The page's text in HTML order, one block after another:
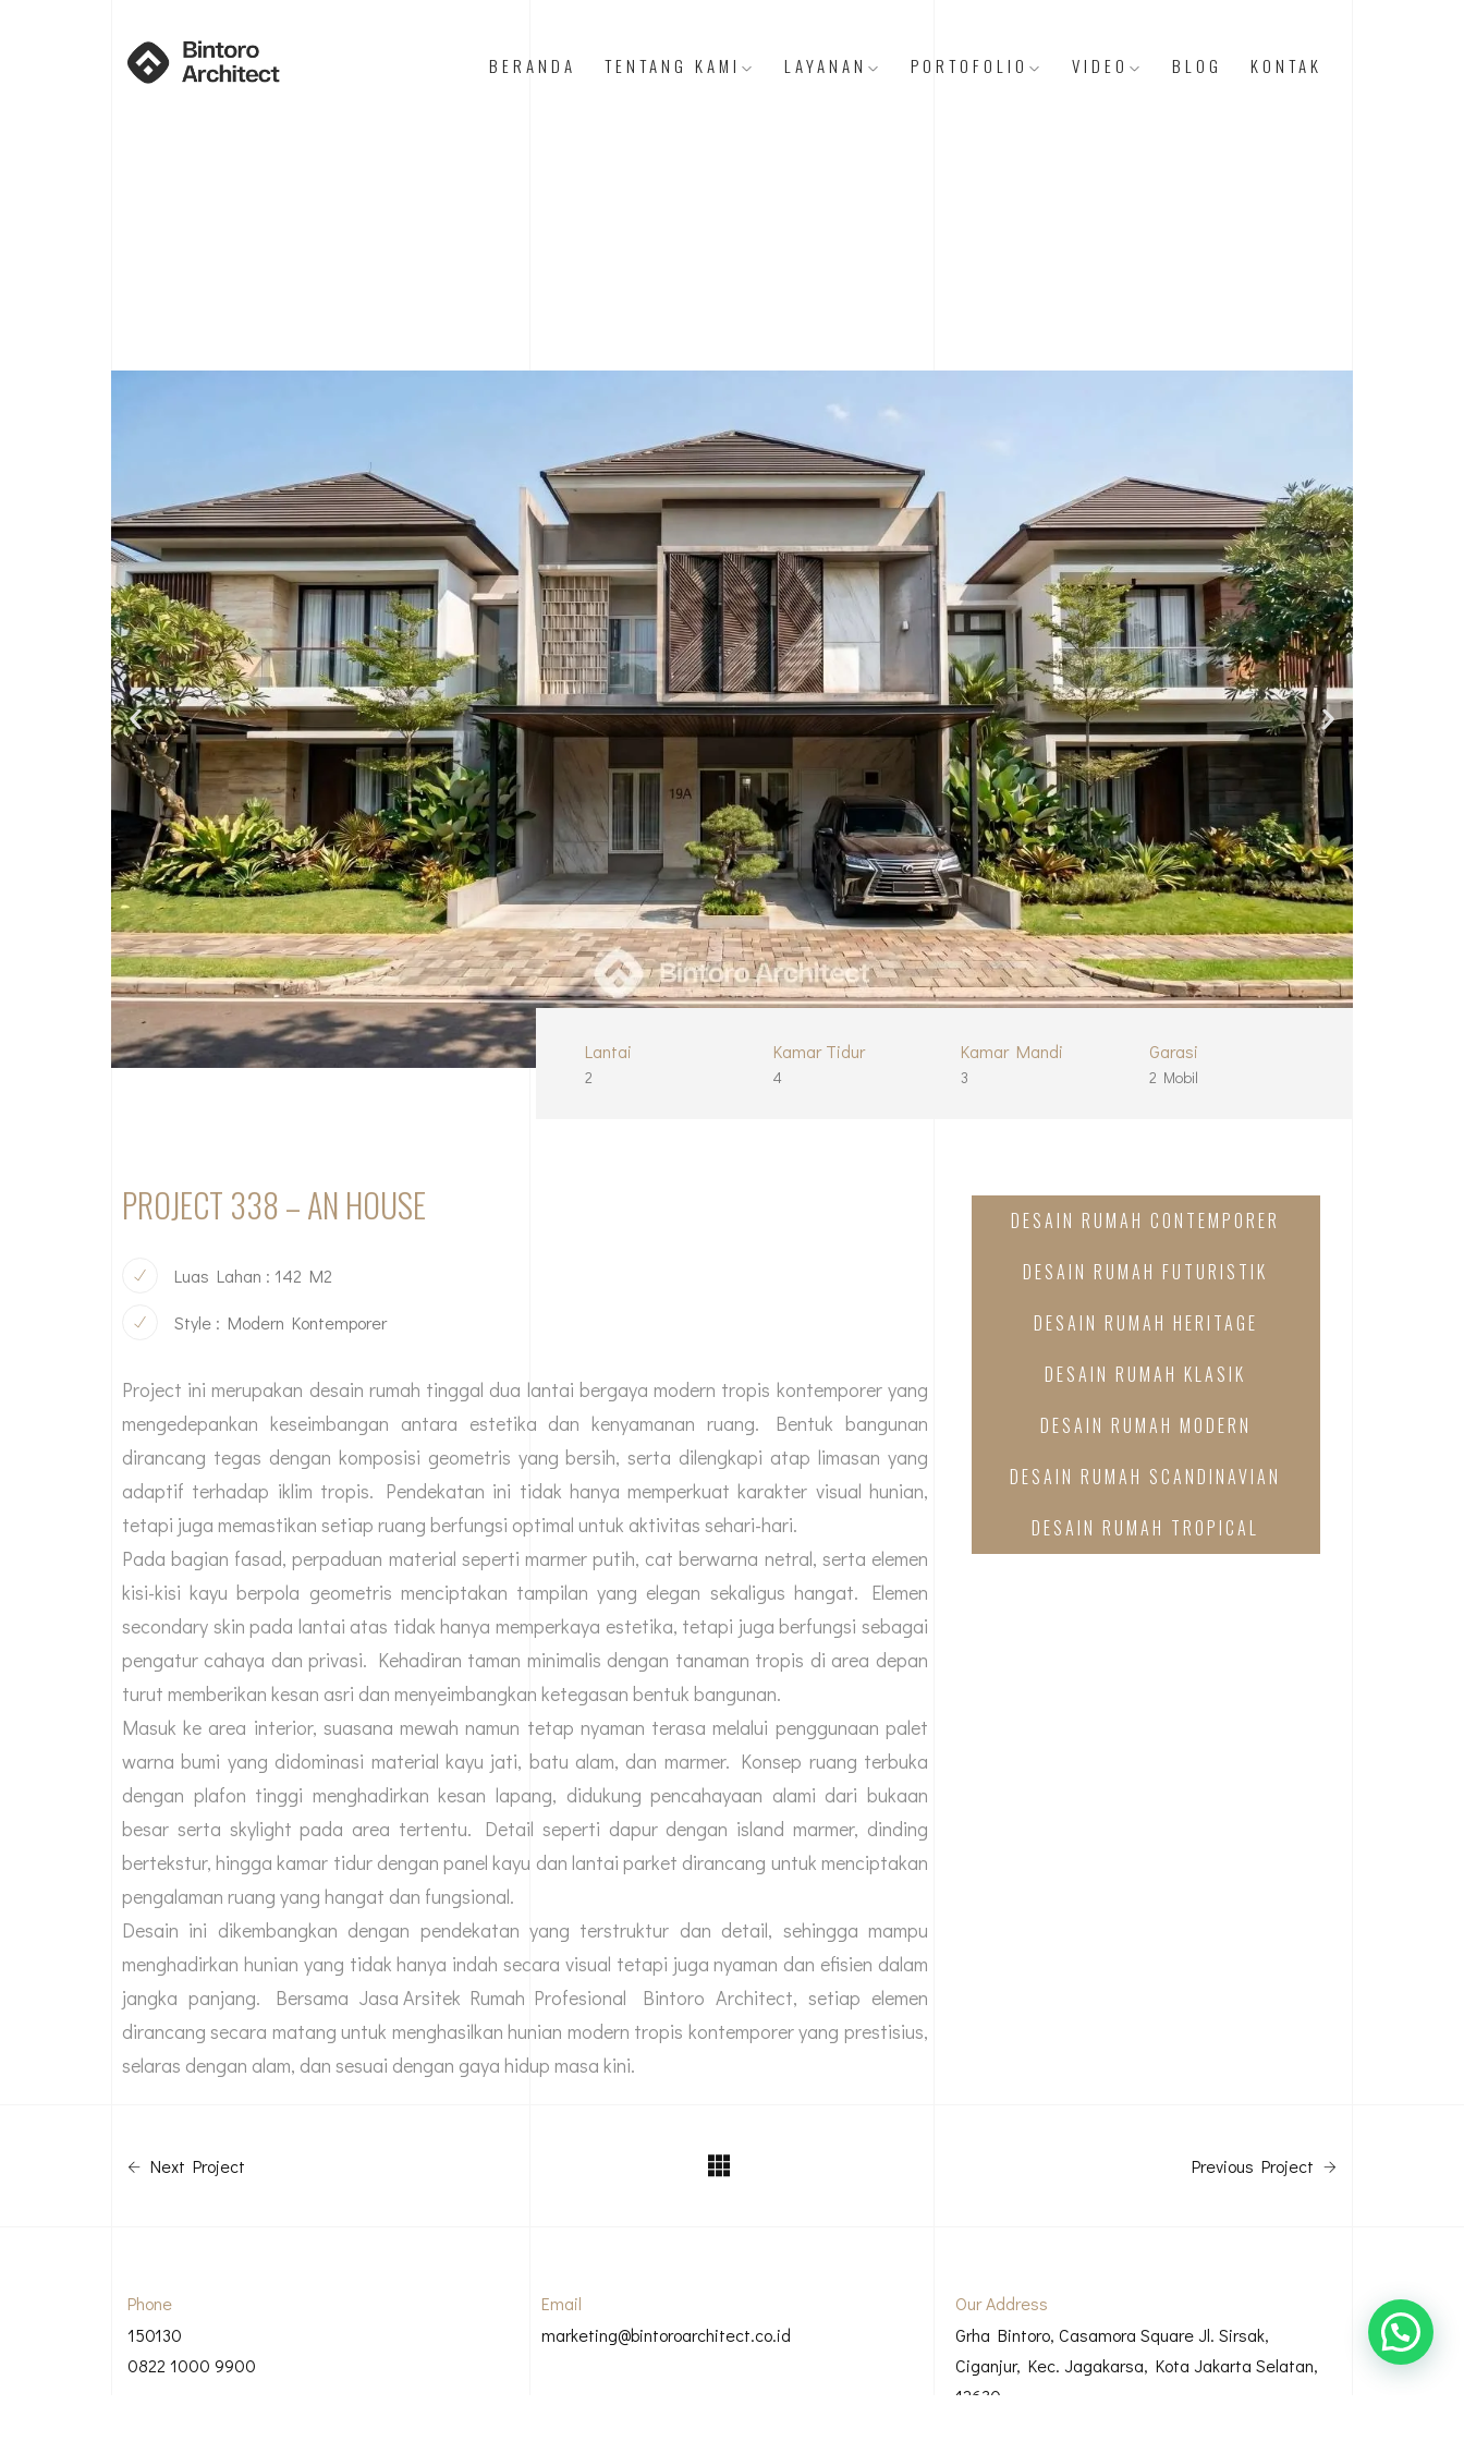
BERANDA TENTANG KAMI LAYANAN PORTOFOLIO VIDEO BLOG KONTAK
Lantai
2
Kamar Tidur
4
Kamar Mandi
3
Garasi
2 Mobil
PROJECT 338 – AN HOUSE
Luas Lahan : 142 M2
Style : Modern Kontemporer
Project ini merupakan desain rumah tinggal dua lantai bergaya modern tropis kontemporer yang
mengedepankan keseimbangan antara estetika dan kenyamanan ruang. Bentuk bangunan
dirancang tegas dengan komposisi geometris yang bersih, serta dilengkapi atap limasan yang
adaptif terhadap iklim tropis. Pendekatan ini tidak hanya memperkuat karakter visual hunian,
tetapi juga memastikan setiap ruang berfungsi optimal untuk aktivitas sehari-hari.
Pada bagian fasad, perpaduan material seperti marmer putih, cat berwarna netral, serta elemen
kisi-kisi kayu berpola geometris menciptakan tampilan yang elegan sekaligus hangat. Elemen
secondary skin pada lantai atas tidak hanya memperkaya estetika, tetapi juga berfungsi sebagai
pengatur cahaya dan privasi. Kehadiran taman minimalis dengan tanaman tropis di area depan
turut memberikan kesan asri dan menyeimbangkan ketegasan bentuk bangunan.
Masuk ke area interior, suasana mewah namun tetap nyaman terasa melalui penggunaan palet
warna bumi yang didominasi material kayu jati, batu alam, dan marmer. Konsep ruang terbuka
dengan plafon tinggi menghadirkan kesan lapang, didukung pencahayaan alami dari bukaan
besar serta skylight pada area tertentu. Detail seperti dapur dengan island marmer, dinding
bertekstur, hingga kamar tidur dengan panel kayu dan lantai parket dirancang untuk menciptakan
pengalaman ruang yang hangat dan fungsional.
Desain ini dikembangkan dengan pendekatan yang terstruktur dan detail, sehingga mampu
menghadirkan hunian yang tidak hanya indah secara visual tetapi juga nyaman dan efisien dalam
jangka panjang. BersamaJasa Arsitek Rumah Profesional Bintoro Architect, setiap elemen
dirancang secara matang untuk menghasilkan hunian modern tropis kontemporer yang prestisius,
selaras dengan alam, dan sesuai dengan gaya hidup masa kini.
DESAIN RUMAH CONTEMPORER
DESAIN RUMAH FUTURISTIK
DESAIN RUMAH HERITAGE
DESAIN RUMAH KLASIK
DESAIN RUMAH MODERN
DESAIN RUMAH SCANDINAVIAN
DESAIN RUMAH TROPICAL
Next Project Previous Project
Phone
150130
0822 1000 9900
Email
marketing@bintoroarchitect.co.id
Our Address
Grha Bintoro, Casamora Square Jl. Sirsak,
Ciganjur, Kec. Jagakarsa, Kota Jakarta Selatan,
12630